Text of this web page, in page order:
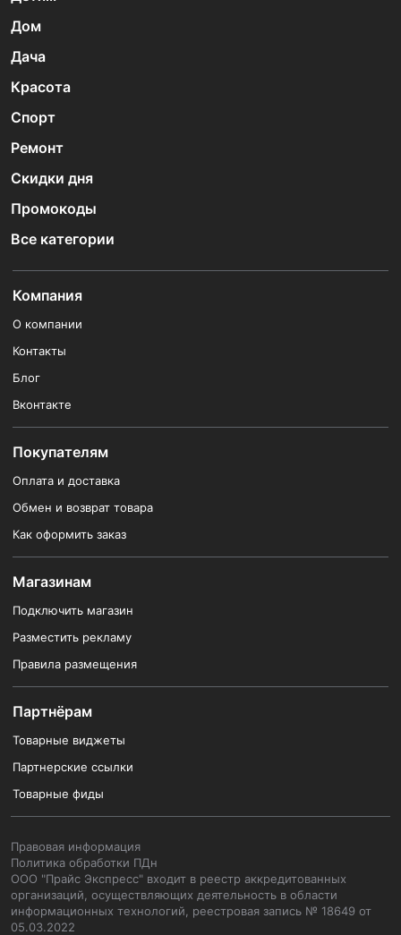
Дом
Дача
Красота
Спорт
Ремонт
Скидки дня
Промокоды
Все категории
Компания
О компании
Контакты
Блог
Вконтакте
Покупателям
Оплата и доставка
Обмен и возврат товара
Как оформить заказ
Магазинам
Подключить магазин
Разместить рекламу
Правила размещения
Партнёрам
Товарные виджеты
Партнерские ссылки
Товарные фиды
Правовая информация
Политика обработки ПДн
ООО "Прайс Экспресс" входит в реестр аккредитованных
организаций, осуществляющих деятельность в области
информационных технологий, реестровая запись № 18649 от
05.03.2022